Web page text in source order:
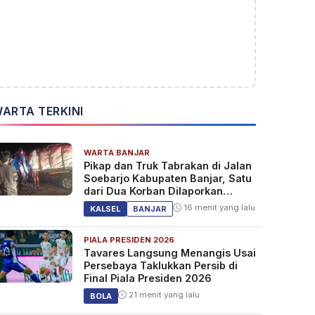
TERKINI
WARTA BANJAR
Pikap dan Truk Tabrakan di Jalan
Soebarjo Kabupaten Banjar, Satu
dari Dua Korban Dilaporkan
Tewas
KALSEL BANJAR 16 menit yang lalu
PIALA PRESIDEN 2026
Tavares Langsung Menangis Usai
Persebaya Taklukkan Persib di
Final Piala Presiden 2026
BOLA 21 menit yang lalu